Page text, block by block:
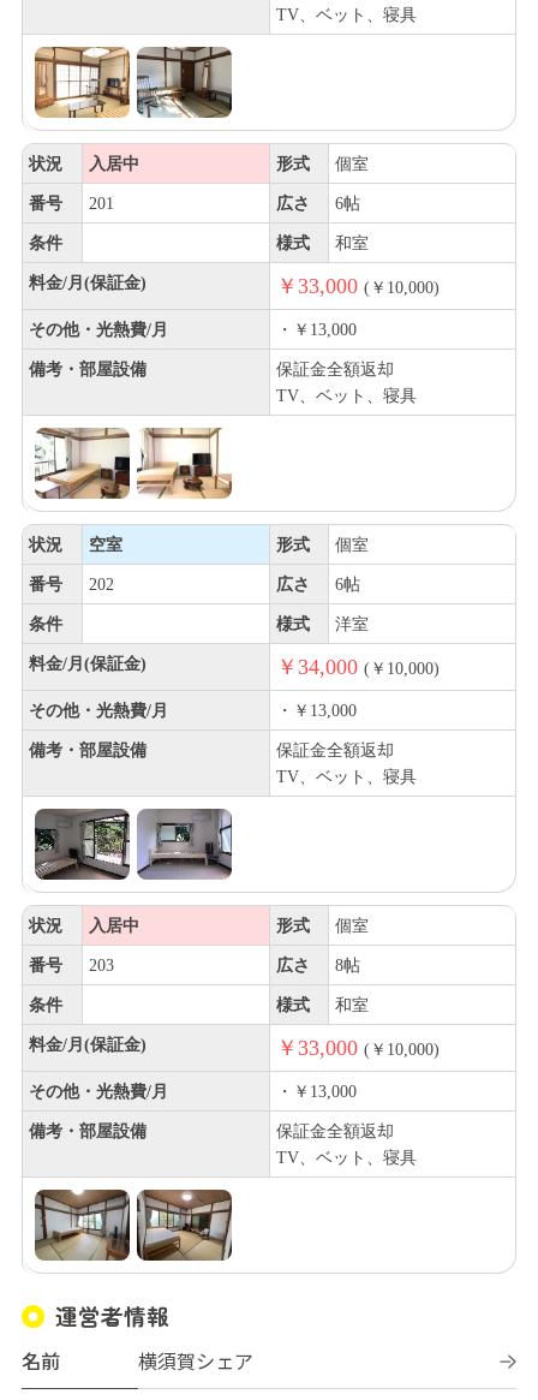
TV、ベット、寝具
状況 入居中 形式 個室
番号 201 広さ 6帖
条件 様式 和室
料金/月(保証金) ￥33,000 (￥10,000)
その他・光熱費/月 ・￥13,000
備考・部屋設備
保証金全額返却
TV、ベット、寝具
状況 空室 形式 個室
番号 202 広さ 6帖
条件 様式 洋室
料金/月(保証金) ￥34,000 (￥10,000)
その他・光熱費/月 ・￥13,000
備考・部屋設備
保証金全額返却
TV、ベット、寝具
状況 入居中 形式 個室
番号 203 広さ 8帖
条件 様式 和室
料金/月(保証金) ￥33,000 (￥10,000)
その他・光熱費/月 ・￥13,000
備考・部屋設備
保証金全額返却
TV、ベット、寝具
運営者情報
名前
横須賀シェア